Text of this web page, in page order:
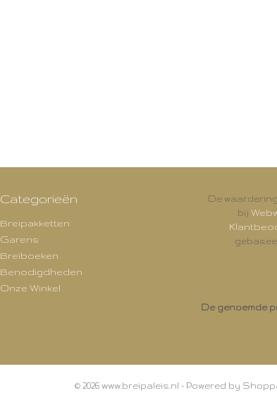
Categorieën
Breipakketten
Garens
Breiboeken
Benodigdheden
Onze Winkel
De
bij
De genoemde
© 2026 www.breipaleis.nl - Powered by